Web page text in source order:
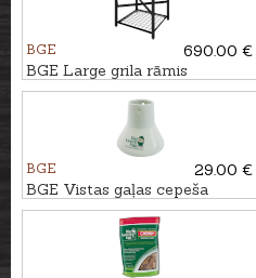
BGE
690.00 €
BGE Large grila rāmis
BGE
29.00 €
BGE Vistas gaļas cepeša
keramikas statīvs